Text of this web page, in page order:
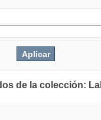
de la colección: